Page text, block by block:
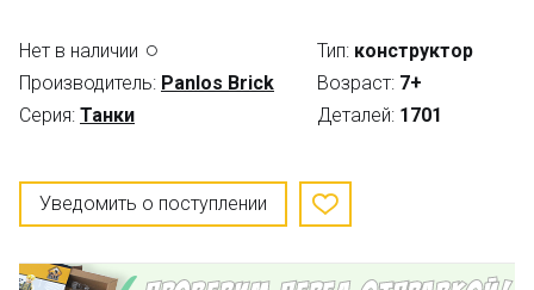
Нет в наличии
Производитель: Panlos Brick
Серия: Танки
Тип: конструктор
Возраст: 7+
Деталей: 1701
Уведомить о поступлении